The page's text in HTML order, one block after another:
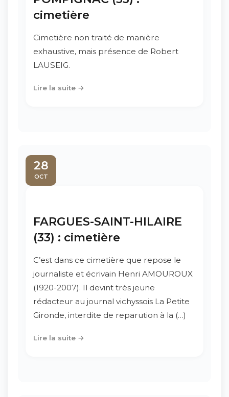
cimetière
Cimetière non traité de manière
exhaustive, mais présence de Robert
LAUSEIG.
Lire la suite →
28
OCT
FARGUES-SAINT-HILAIRE
(33) : cimetière
C’est dans ce cimetière que repose le
journaliste et écrivain Henri AMOUROUX
(1920-2007). Il devint très jeune
rédacteur au journal vichyssois La Petite
Gironde, interdite de reparution à la (…)
Lire la suite →